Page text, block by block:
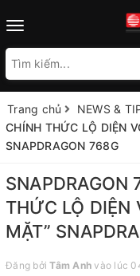
Toggle
Trang chủ NEWS &
CHÍNH THỨC LỘ DIỆN
SNAPDRAGON 768G
SNAPDRAGON
THỨC LỘ DIỆN
MẶT”
Đăng bởiTâm Anh vào lúc